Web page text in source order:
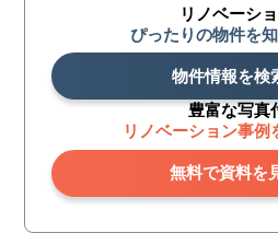
リノベーシ
ぴったりの物件を
物件情報を検
豊富な写真
リノベーション事例
無料で資料を